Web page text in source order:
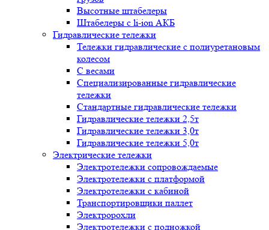
Высотные штабелеры
Штабелеры с li-ion АКБ
Гидравлические тележки
Тележки гидравлические с полиуретановым
колесом
С весами
Специализированные гидравлические
тележки
Стандартные гидравлические тележки
Гидравлические тележки 2,5т
Гидравлические тележки 3,0т
Гидравлические тележки 5,0т
Электрические тележки
Электротележки сопровождаемые
Электротележки с платформой
Электротележки с кабиной
Транспортировщики паллет
Электророхли
Электротележки с подножкой